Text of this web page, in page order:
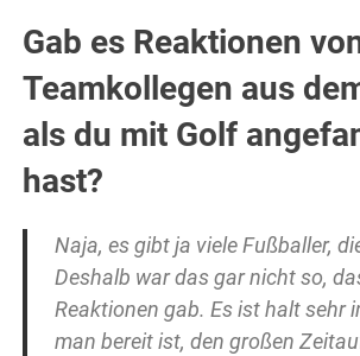
Gab es Reaktionen
Teamkollegen aus
als du mit Golf
hast?
Naja, es gibt ja viele Fußballer,
Deshalb war das gar nicht so,
Reaktionen gab. Es ist halt sehr
man bereit ist, den großen